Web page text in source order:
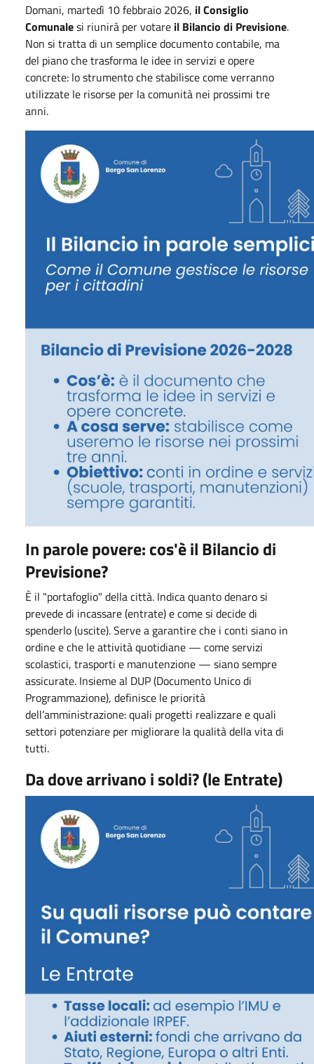
Domani, martedì 10 febbraio 2026, il Consiglio
Comunalesi riunirà per votare il Bilancio di Previsione.
Non si tratta di un semplice documento contabile, ma
del piano che trasforma le idee in servizi e opere
concrete: lo strumento che stabilisce come verranno
utilizzate le risorse per la comunità nei prossimi tre
anni.
In parole povere: cos'è il Bilancio di
Previsione?
È il "portafoglio" della città. Indica quanto denaro si
prevede di incassare (entrate) e come si decide di
spenderlo (uscite). Serve a garantire che i conti siano in
ordine e che le attività quotidiane — come servizi
scolastici, trasporti e manutenzione — siano sempre
assicurate. Insieme al DUP (Documento Unico di
Programmazione), definisce le priorità
dell’amministrazione: quali progetti realizzare e quali
settori potenziare per migliorare la qualità della vita di
tutti.
Da dove arrivano i soldi? (le Entrate)